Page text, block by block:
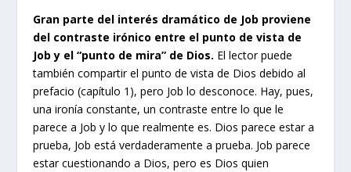
Gran parte del interés dramático de Job proviene
del contraste irónico entre el punto de vista de
Job y el “punto de mira” de Dios. El lector puede
también compartir el punto de vista de Dios debido al
prefacio (capítulo 1), pero Job lo desconoce. Hay, pues,
una ironía constante, un contraste entre lo que le
parece a Job y lo que realmente es. Dios parece estar a
prueba, Job está verdaderamente a prueba. Job parece
estar cuestionando a Dios, pero es Dios quien